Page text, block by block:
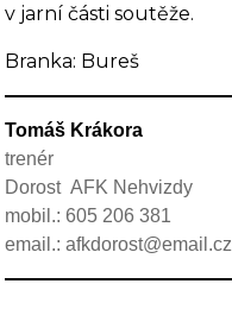
v jarní části soutěže.
Branka: Bureš
Tomáš Krákora
trenér
DorostAFK Nehvizdy
mobil.: 605 206 381
email.: afkdorost@email.cz